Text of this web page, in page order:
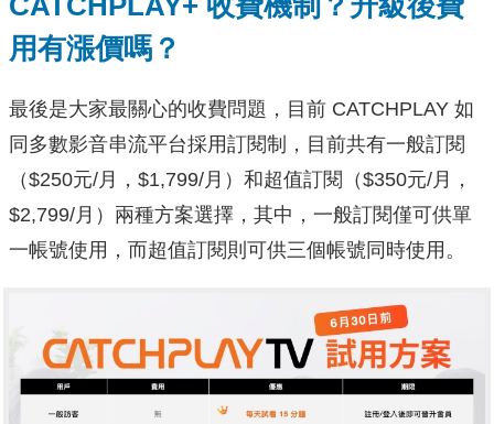
用有漲價嗎？
最後是大家最關心的收費問題，目前 CATCHPLAY 如
同多數影音串流平台採用訂閱制，目前共有一般訂閱
（$250元/月，$1,799/月）和超值訂閱（$350元/月，
$2,799/月）兩種方案選擇，其中，一般訂閱僅可供單
一帳號使用，而超值訂閱則可供三個帳號同時使用。